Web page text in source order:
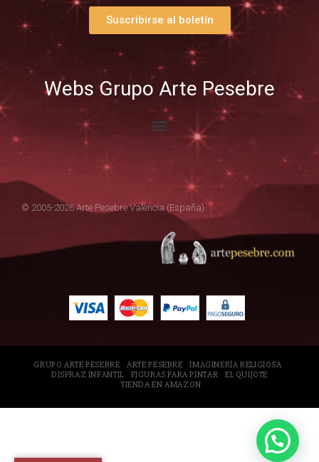
Suscribirse al boletín
Webs Grupo Arte Pesebre
© 2005-2026 Arte Pesebre Valencia (España)
GRUPO ARTE PESEBRE ARTE PESEBRE
IMAGINERÍA RELIGIOSA
DISFRAZ INFANTIL
FIGURAS PARA PINTAR
EL QUIJOTE
TIENDA EN AMAZON